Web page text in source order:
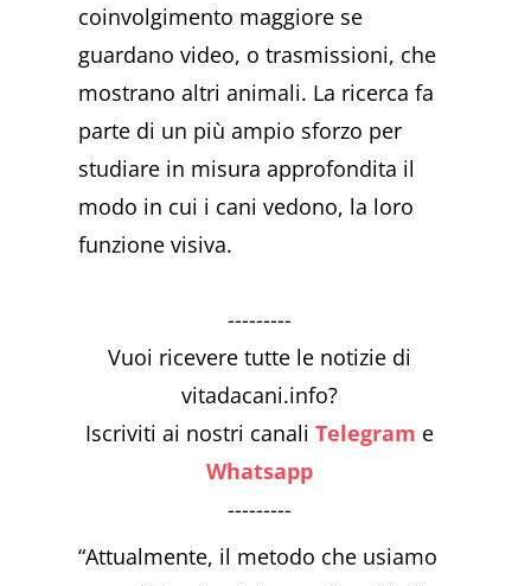
coinvolgimento maggiore se
guardano video, o trasmissioni, che
mostrano altri animali. La ricerca fa
parte di un più ampio sforzo per
studiare in misura approfondita il
modo in cui i cani vedono, la loro
funzione visiva.
---------
Vuoi ricevere tutte le notizie di
vitadacani.info?
Iscriviti ai nostri canaliTelegram e
Whatsapp
---------
“Attualmente, il metodo che usiamo